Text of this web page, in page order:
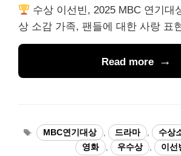
수상 이선빈, 2025 MBC 연기대
상 소감 가족, 팬들에 대한 사랑 표
Read more
태
그
MBC연기대상 , 드라마 , 수상
영화
, 우수상 , 이선